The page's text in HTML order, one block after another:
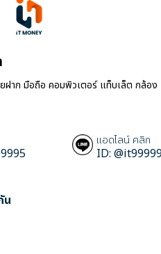
ฝาก มือถือ คอมพิวเตอร์ แท็บเล็ต กล้อง
แอดไลน์ คลิก
ID:
น